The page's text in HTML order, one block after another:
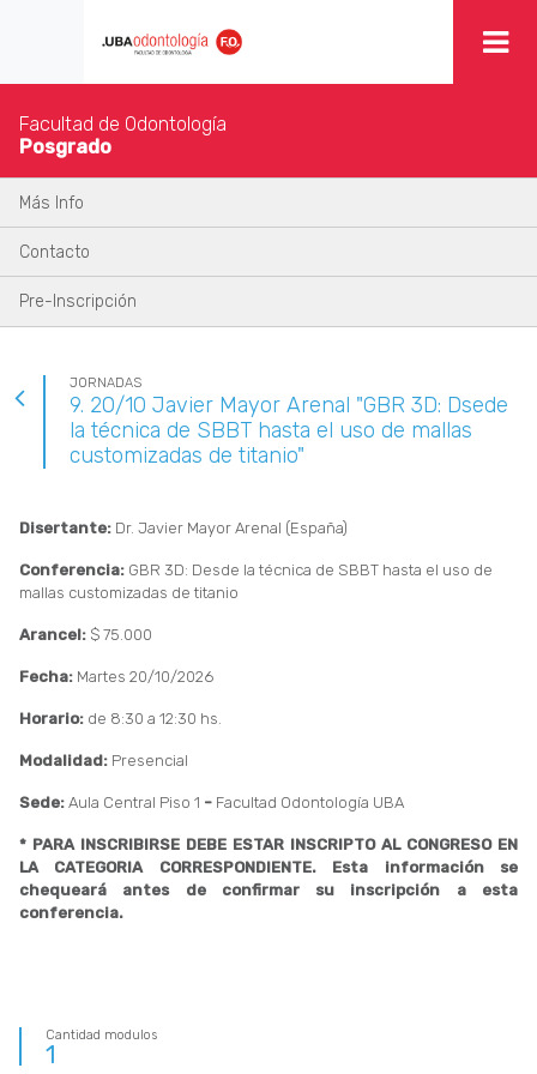
Facultad de Odontología
Posgrado
Más Info
Contacto
Pre-Inscripción
JORNADAS
9. 20/10 Javier Mayor Arenal "GBR 3D: Dsede
la técnica de SBBT hasta el uso de mallas
customizadas de titanio"
Disertante: Dr. Javier Mayor Arenal (España)
Conferencia: GBR 3D: Desde la técnica de SBBT hasta el uso de
mallas customizadas de titanio
Arancel: $ 75.000
Fecha: Martes 20/10/2026
Horario: de 8:30 a 12:30 hs.
Modalidad: Presencial
Sede: Aula Central Piso 1 - Facultad Odontología UBA
* PARA INSCRIBIRSE DEBE ESTAR INSCRIPTO AL CONGRESO EN
LA CATEGORIA CORRESPONDIENTE. Esta información se
chequeará antes de confirmar su inscripción a esta
conferencia.
Cantidad modulos
1